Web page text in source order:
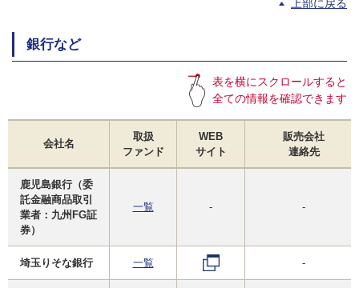
上部に戻る
銀行など
表を横にスクロールすると
全ての情報を確認できます
会社名
取扱
ファンド
WEB
サイト
販売会社
連絡先
鹿児島銀行（委
託金融商品取引
業者：九州FG証
券）
一覧 - -
埼玉りそな銀行 一覧 -